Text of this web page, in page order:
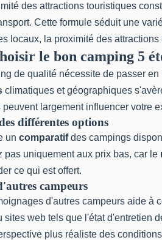
des attractions touristiques
Cette formule séduit une
locaux, la proximité des
le bon camping 5
de qualité nécessite de passer
climatiques et géographiques
largement influencer votre
différentes options
un comparatifdes campings
pas uniquement aux prix bas, car le
ce qui est offert.
campeurs
d'autres campeurs aide à
sites web tels que l'état d'entretien
plus réaliste des